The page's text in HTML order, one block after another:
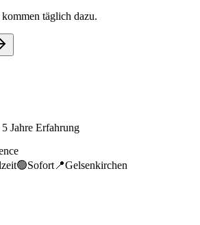
täglich dazu.
5 Jahre Erfahrung
🟢Sofort 📍Gelsenkirchen